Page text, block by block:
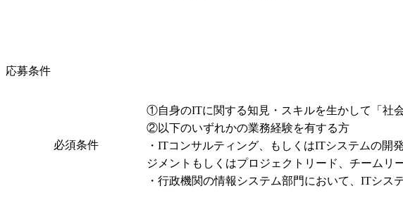
応募条件
必須条件
①自身のITに関する知見・スキルを生かして「社
②以下のいずれかの業務経験を有する方
・ITコンサルティング、もしくはITシステムの
ジメントもしくはプロジェクトリード、チームリ
・行政機関の情報システム部門において、ITシ